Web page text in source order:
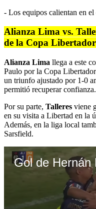
- Los equipos calientan en
Alianza Lima vs.
de la Copa
Alianza Lima llega a este
Paulo por la Copa
un triunfo ajustado por 1-0
permitió recuperar confianza.
Por su parte, Talleres viene
en su visita a Libertad en la
Además, en la liga local
Sarsfield.